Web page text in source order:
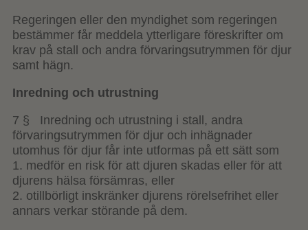
Regeringen eller den myndighet som regeringen
bestämmer får meddela ytterligare föreskrifter om
krav på stall och andra förvaringsutrymmen för djur
samt hägn.
Inredning och utrustning
7 § Inredning och utrustning i stall, andra
förvaringsutrymmen för djur och inhägnader
utomhus för djur får inte utformas på ett sätt som
1. medför en risk för att djuren skadas eller för att
djurens hälsa försämras, eller
2. otillbörligt inskränker djurens rörelsefrihet eller
annars verkar störande på dem.